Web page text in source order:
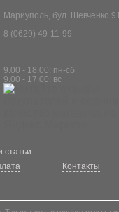
Мариуполь, бул. Шевченко
8 (0629) 49-11-99
9.00 - 18.00: пн-сб
9.00 - 17.00: вс
статьи
Контакты